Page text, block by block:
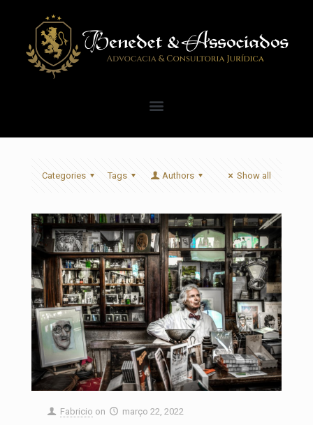
Categories Tags Authors Show all
Fabricio on março 22, 2022